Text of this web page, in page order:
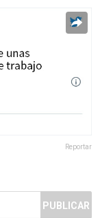
Reportar
PUBLICAR